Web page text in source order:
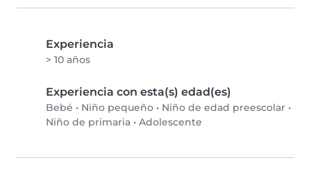
Experiencia
> 10 años
Experiencia con esta(s) edad(es)
Bebé • Niño pequeño • Niño de edad preescolar •
Niño de primaria • Adolescente